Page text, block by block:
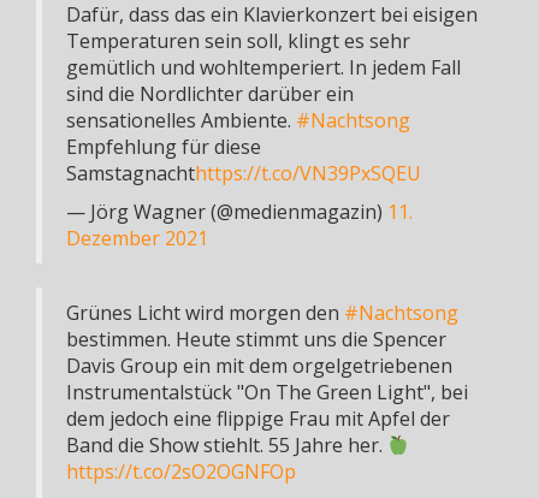
Dafür, dass das ein Klavierkonzert bei eisigen
Temperaturen sein soll, klingt es sehr
gemütlich und wohltemperiert. In jedem Fall
sind die Nordlichter darüber ein
sensationelles Ambiente. #Nachtsong
Empfehlung für diese
Samstagnachthttps://t.co/VN39PxSQEU
— Jörg Wagner (@medienmagazin) 11.
Dezember 2021
Grünes Licht wird morgen den #Nachtsong
bestimmen. Heute stimmt uns die Spencer
Davis Group ein mit dem orgelgetriebenen
Instrumentalstück "On The Green Light", bei
dem jedoch eine flippige Frau mit Apfel der
Band die Show stiehlt. 55 Jahre her.
https://t.co/2sO2OGNFOp